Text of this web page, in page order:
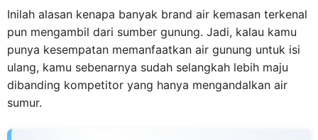
Inilah alasan kenapa banyak brand air kemasan terkenal
pun mengambil dari sumber gunung. Jadi, kalau kamu
punya kesempatan memanfaatkan air gunung untuk isi
ulang, kamu sebenarnya sudah selangkah lebih maju
dibanding kompetitor yang hanya mengandalkan air
sumur.